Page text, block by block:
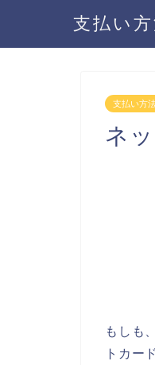
支払い
支払い方
ネ
もしも
トカー